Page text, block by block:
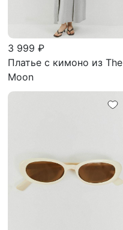
3 999 ₽
Платье с кимоно из The
Moon